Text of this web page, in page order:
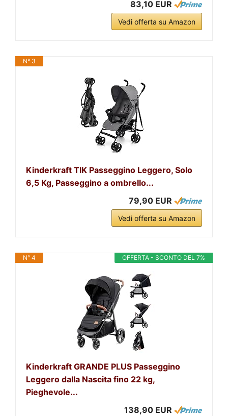
83,10 EUR
Vedi offerta su Amazon
N° 3
Kinderkraft TIK Passeggino Leggero, Solo
6,5 Kg, Passeggino a ombrello...
79,90 EUR
Vedi offerta su Amazon
OFFERTA - SCONTO DEL 7%
N° 4
Kinderkraft GRANDE PLUS Passeggino
Leggero dalla Nascita fino 22 kg,
Pieghevole...
138,90 EUR